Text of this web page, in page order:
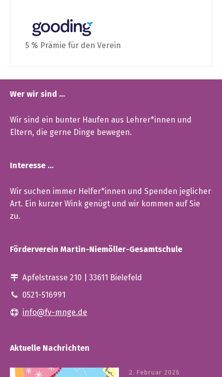
5 % Prämie für den Verein
Wer wir sind …
Wir sind ein bunter Haufen aus Lehrer*innen und
Eltern, die gerne Dinge bewegen.
Interesse …
Wir suchen immer Helfer*innen und Spenden jeglicher
Art. Ein kurzer Wink genügt und wir kommen auf Sie
zu.
Förderverein Martin-Niemöller-Gesamtschule
Apfelstrasse 210 | 33611 Bielefeld
0521-516991
info@fv-mnge.de
Aktuelle Nachrichten
2. Februar 2026